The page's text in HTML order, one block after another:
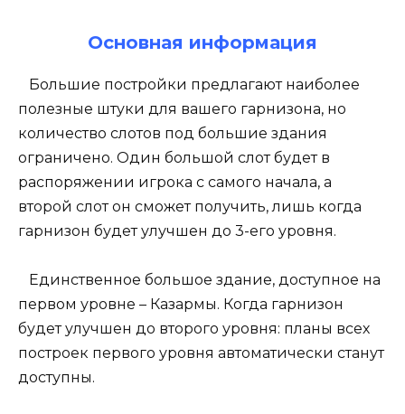
Основная информация
Большие постройки предлагают наиболее
полезные штуки для вашего гарнизона, но
количество слотов под большие здания
ограничено. Один большой слот будет в
распоряжении игрока с самого начала, а
второй слот он сможет получить, лишь когда
гарнизон будет улучшен до 3-его уровня.
Единственное большое здание, доступное на
первом уровне – Казармы. Когда гарнизон
будет улучшен до второго уровня: планы всех
построек первого уровня автоматически станут
доступны.